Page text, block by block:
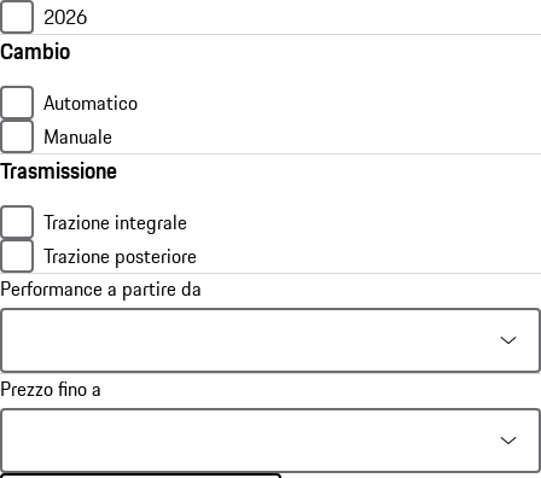
2026
Cambio
Automatico
Manuale
Trasmissione
Trazione integrale
Trazione posteriore
Performance a partire da
Prezzo fino a